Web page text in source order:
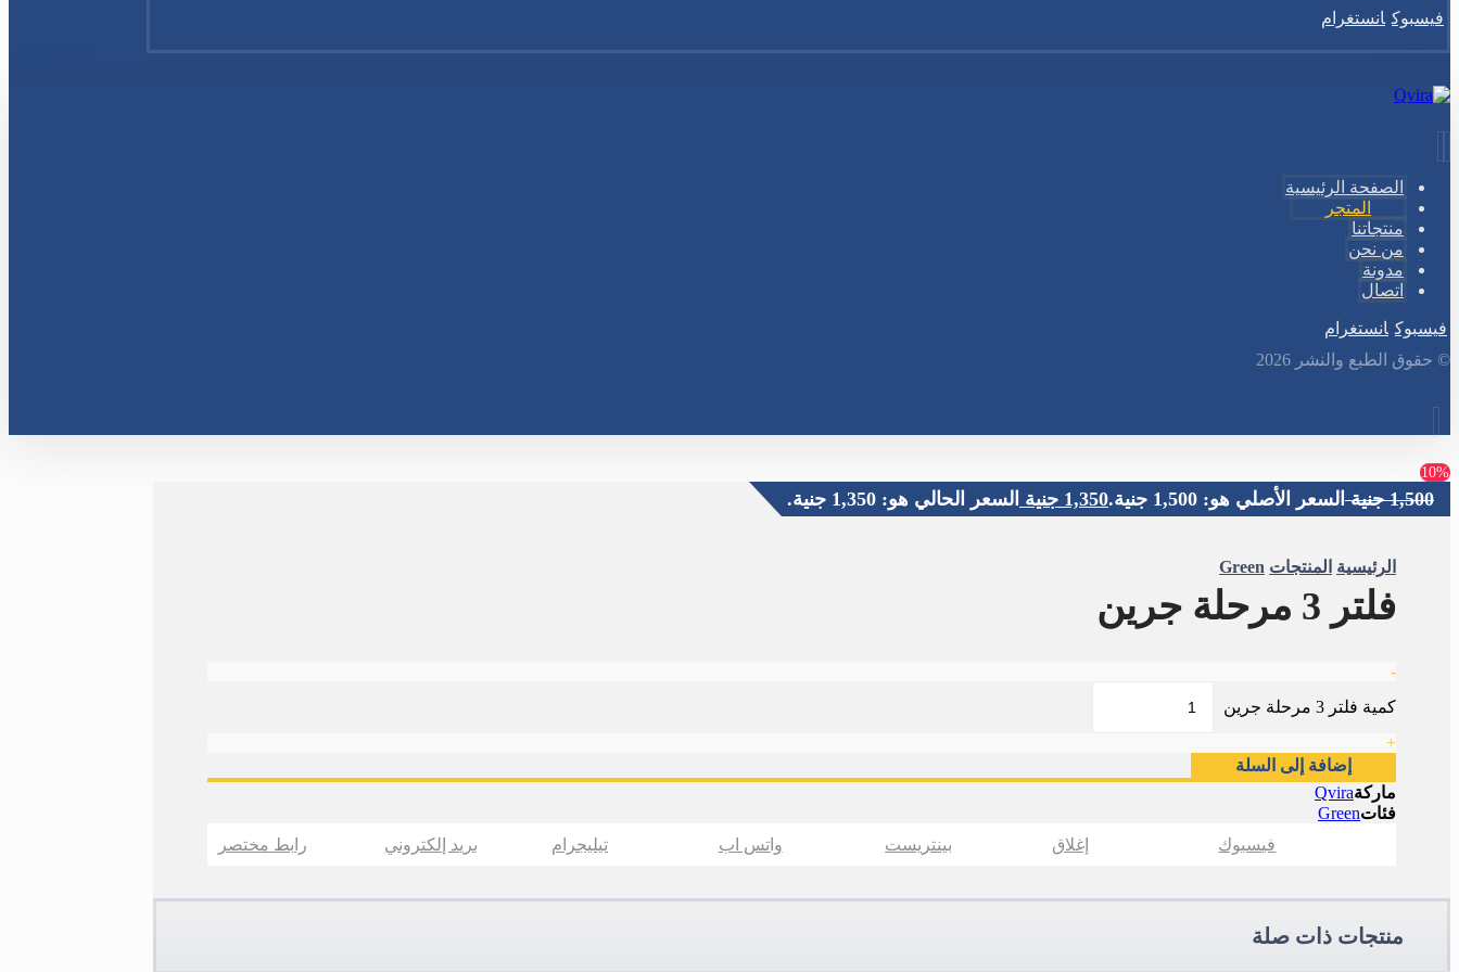
فيسبوك انستغرام
الصفحة الرئيسية
المتجر
منتجاتنا
من نحن
مدونة
اتصال
فيسبوك انستغرام
© حقوق الطبع والنشر 2026
10%
الرئيسية المنتجات Green
فلتر 3 مرحلة جرين
1,500جنية السعر الأصلي هو: 1,500 جنية. 1,350 جنية السعر الحالي هو: 1,350 جنية.
-
كمية فلتر 3 مرحلة جرين
+
إضافة إلى السلة
ماركةQvira
فئاتGreen
فيسبوك
إغلاق بينتريست واتس اب تيليجرام بريد إلكتروني رابط مختصر
منتجات ذات صلة